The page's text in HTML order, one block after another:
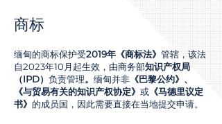
商标
缅甸的商标保护受2019年《商标法》 管辖，该法
自2023年10月起生效，由商务部知识产权局
（IPD） 负责管理。 缅甸并非 《巴黎公约》、
《与贸易有关的知识产权协定》 或 《马德里议定
书》 的成员国，因此需要直接在当地提交申请。